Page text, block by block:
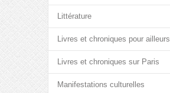
Littérature
Livres et chroniques pour ailleurs
Livres et chroniques sur Paris
Manifestations culturelles